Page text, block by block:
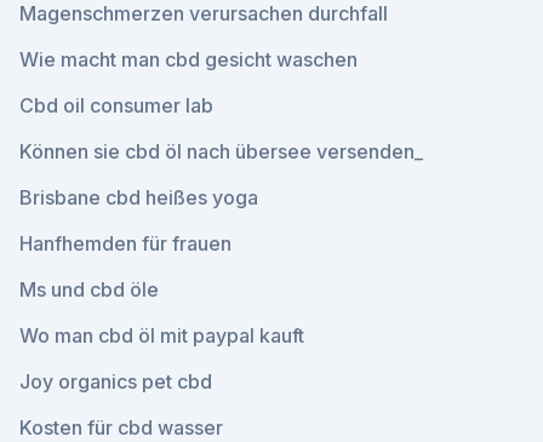
Magenschmerzen verursachen durchfall
Wie macht man cbd gesicht waschen
Cbd oil consumer lab
Können sie cbd öl nach übersee versenden_
Brisbane cbd heißes yoga
Hanfhemden für frauen
Ms und cbd öle
Wo man cbd öl mit paypal kauft
Joy organics pet cbd
Kosten für cbd wasser